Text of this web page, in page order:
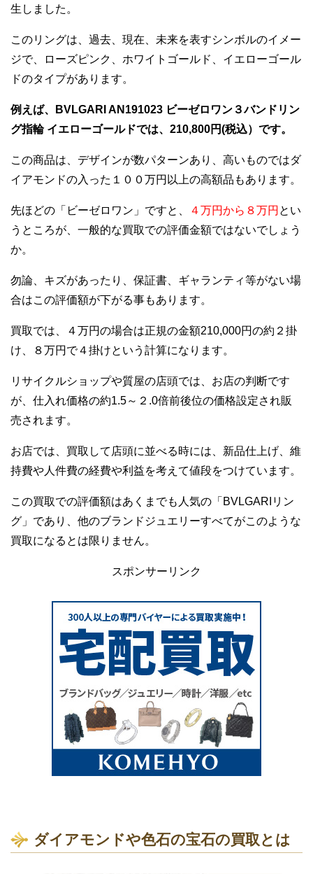
生しました。
このリングは、過去、現在、未来を表すシンボルのイメー
ジで、ローズピンク、ホワイトゴールド、イエローゴール
ドのタイプがあります。
例えば、BVLGARI AN191023 ビーゼロワン３バンドリン
グ指輪 イエローゴールドでは、210,800円(税込）です。
この商品は、デザインが数パターンあり、高いものではダ
イアモンドの入った１００万円以上の高額品もあります。
先ほどの「ビーゼロワン」ですと、 ４万円から８万円 とい
うところが、一般的な買取での評価金額ではないでしょう
か。
勿論、キズがあったり、保証書、ギャランティ等がない場
合はこの評価額が下がる事もあります。
買取では、４万円の場合は正規の金額210,000円の約２掛
け、８万円で４掛けという計算になります。
リサイクルショップや質屋の店頭では、お店の判断です
が、仕入れ価格の約1.5～２.0倍前後位の価格設定され販
売されます。
お店では、買取して店頭に並べる時には、新品仕上げ、維
持費や人件費の経費や利益を考えて値段をつけています。
この買取での評価額はあくまでも人気の「BVLGARIリン
グ」であり、他のブランドジュエリーすべてがこのような
買取になるとは限りません。
スポンサーリンク
ダイアモンドや色石の宝石の買取とは